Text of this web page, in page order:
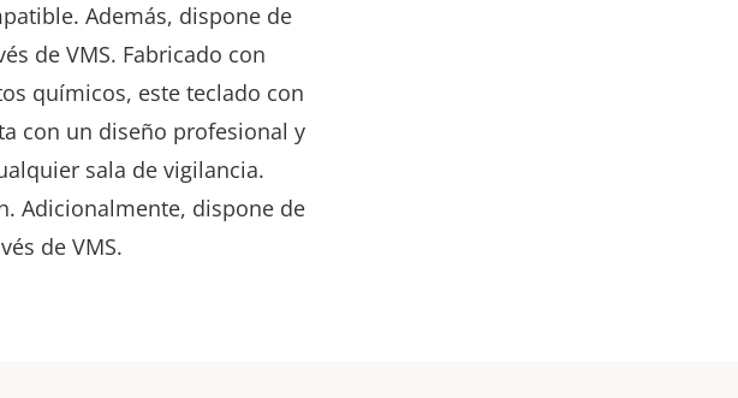
Además, dispone de
de VMS. Fabricado con
químicos, este teclado con
con un diseño profesional y
sala de vigilancia.
Adicionalmente, dispone de
de VMS.